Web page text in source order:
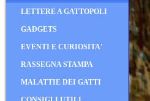
LETTERE A GATTOPOLI
GADGETS
EVENTI E CURIOSITA'
RASSEGNA STAMPA
MALATTIE DEI GATTI